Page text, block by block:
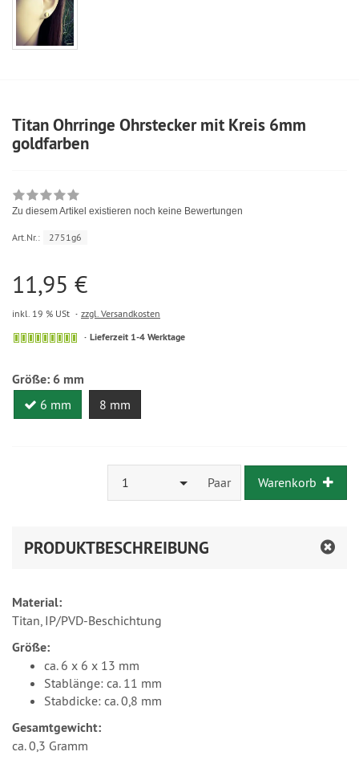
Titan Ohrringe Ohrstecker mit Kreis 6mm
goldfarben
Zu diesem Artikel existieren noch keine Bewertungen
Art.Nr.: 2751g6
11,95 €
inkl. 19 % USt zzgl. Versandkosten
Lieferzeit 1-4 Werktage
Größe:6 mm
6 mm 8 mm
1 Paar Warenkorb
PRODUKTBESCHREIBUNG
Material:
Titan, IP/PVD-Beschichtung
Größe:
ca. 6 x 6 x 13 mm
Stablänge: ca. 11 mm
Stabdicke: ca. 0,8 mm
Gesamtgewicht:
ca. 0,3 Gramm